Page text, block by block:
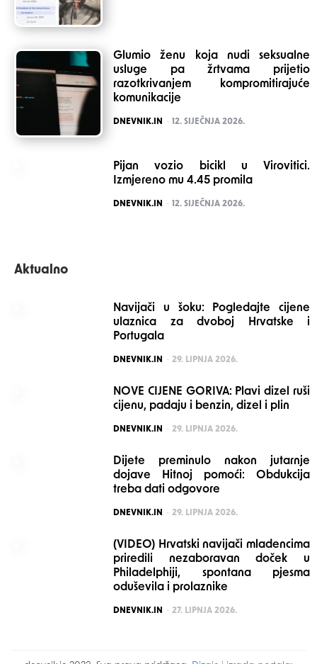
Glumio ženu koja nudi seksualne
usluge pa žrtvama prijetio
razotkrivanjem kompromitirajuće
komunikacije
POSTED
DNEVNIK.IN 12. SIJEČNJA 2026.
Pijan vozio bicikl u Virovitici.
Izmjereno mu 4.45 promila
POSTED
DNEVNIK.IN 12. SIJEČNJA 2026.
Aktualno
Navijači u šoku: Pogledajte cijene
ulaznica za dvoboj Hrvatske i
Portugala
POSTED
DNEVNIK.IN 29. LIPNJA 2026.
NOVE CIJENE GORIVA: Plavi dizel ruši
cijenu, padaju i benzin, dizel i plin
POSTED
DNEVNIK.IN 29. LIPNJA 2026.
Dijete preminulo nakon jutarnje
dojave Hitnoj pomoći: Obdukcija
treba dati odgovore
POSTED
DNEVNIK.IN 29. LIPNJA 2026.
(VIDEO) Hrvatski navijači mladencima
priredili nezaboravan doček u
Philadelphiji, spontana pjesma
oduševila i prolaznike
POSTED
DNEVNIK.IN 27. LIPNJA 2026.